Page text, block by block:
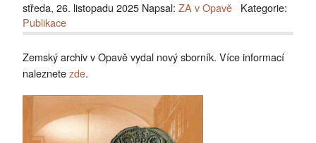
středa, 26. listopadu 2025 Napsal: ZA v Opavě Kategorie:
Publikace
Zemský archiv v Opavě vydal nový sborník. Více informací
naleznetezde.